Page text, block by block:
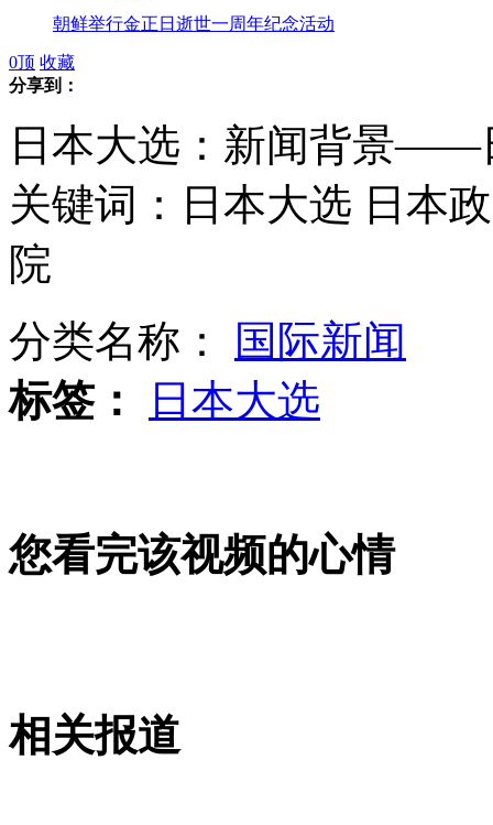
朝鲜举行金正日逝世一周年纪念活动
私设电网逮野味 电死自家堂姐
首条穿越长江地铁将于28日试运营
美枪击案小学事发前一天照片曝光
外交部：反对强权政治霸凌主义
0顶 收藏
分享到：
日本大选：新闻背景——
关键词：日本大选 日本
院
分类名称：
国际新闻
标签：
日本大选
您看完该视频的心情
相关报道